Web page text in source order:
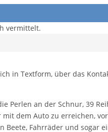
vermittelt.
in Textform, über das
Perlen an der Schnur, 39
dem Auto zu erreichen,
Beete, Fahrräder und sogar